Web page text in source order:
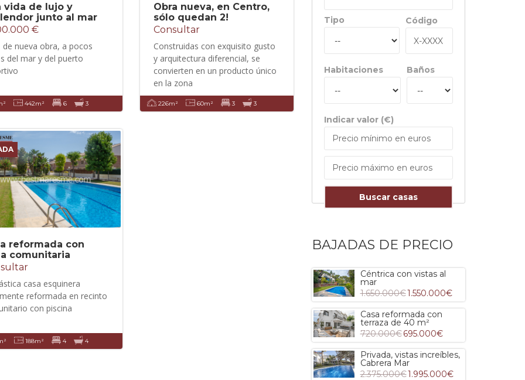
vida de lujo y
junto al mar
€
de nueva obra, a pocos
del mar y del puerto
442m² 6 3
Obra nueva, en Centro,
sólo quedan 2!
Consultar
Construidas con exquisito gusto
y arquitectura diferencial, se
convierten en un producto único
en la zona
226m² 60m² 3 3
reformada con
comunitaria
casa esquinera
reformada en recinto
con piscina
188m² 4 4
Tipo Código
Habitaciones Baños
Indicar valor (€)
Buscar casas
BAJADAS DE PRECIO
Céntrica con vistas al
mar
1.650.000€1.550.000€
Casa reformada con
terraza de 40 m²
720.000€695.000€
Privada, vistas increíbles,
Cabrera Mar
2.375.000€1.995.000€